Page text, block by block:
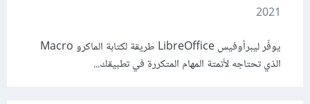
2021
يوفّر ليبرأوفيس LibreOffice طريقة لكتابة الماكرو Macro
الذي تحتاجه لأتمتة المهام المتكررة في تطبيقك...